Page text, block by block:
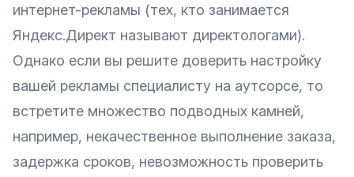
интернет-рекламы (тех, кто занимается
Яндекс.Директ называют директологами).
Однако если вы решите доверить настройку
вашей рекламы специалисту на аутсорсе, то
встретите множество подводных камней,
например, некачественное выполнение заказа,
задержка сроков, невозможность проверить